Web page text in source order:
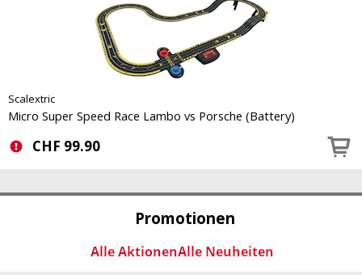
Promotionen
Scalextric
Micro Super Speed Race Lambo vs Porsche (Battery)
CHF 99.90